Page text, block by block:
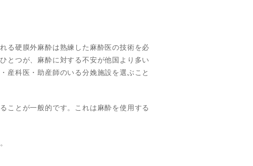
る硬膜外麻酔は熟練した麻酔医の技術を必
とつが、麻酔に対する不安が他国より多い
産科医・助産師のいる分娩施設を選ぶこと
ことが一般的です。これは麻酔を使用する